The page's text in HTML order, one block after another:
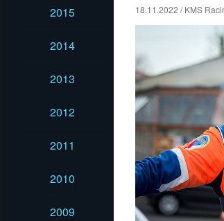
2015
2014
2013
2012
2011
2010
2009
18.11.2022 / KMS